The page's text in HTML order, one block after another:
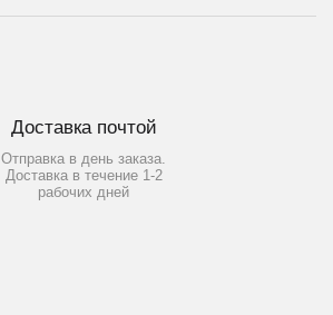
Доставка почтой
Отправка в день заказа.
Доставка в течение 1-2
рабочих дней